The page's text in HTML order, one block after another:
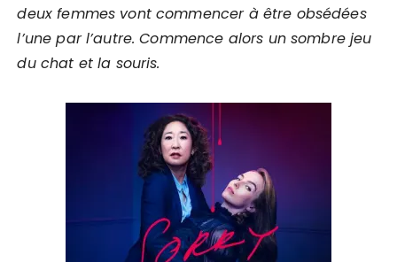
deux femmes vont commencer à être obsédées
l’une par l’autre. Commence alors un sombre jeu
du chat et la souris.